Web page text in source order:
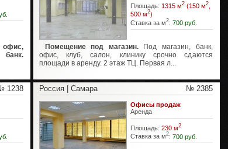
офис,
банк.
Площадь: 1315 м2(150 м2,
500 м2)
Ставка за м2: 700 руб.
Помещение под магазин.Под магазин, банк,
офис, клуб, салон, клинику срочно сдаются
площади в аренду. 2 этаж ТЦ. Первая л...
1238 Россия | Самара № 2385
Офисы продаж
Аренда
Площадь: 230 м2
Ставка за м2: 700 руб.